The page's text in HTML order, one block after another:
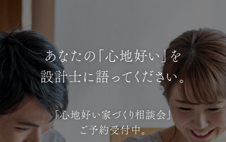
あなたの「心地好い」を
設計士に語ってください。
「心地好い家づくり相談会」
ご予約受付中。